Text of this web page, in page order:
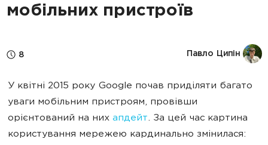
мобільних пристроїв
8 Павло Ципін
У квітні 2015 року Google почав приділяти багато
уваги мобільним пристроям, провівши
орієнтований на них апдейт. За цей час картина
користування мережею кардинально змінилася: